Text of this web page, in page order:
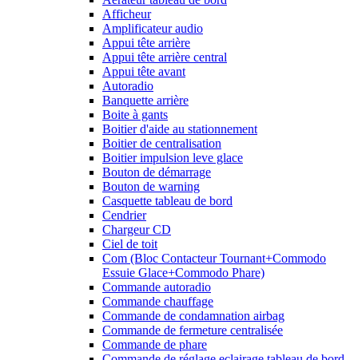
Afficheur
Amplificateur audio
Appui tête arrière
Appui tête arrière central
Appui tête avant
Autoradio
Banquette arrière
Boite à gants
Boitier d'aide au stationnement
Boitier de centralisation
Boitier impulsion leve glace
Bouton de démarrage
Bouton de warning
Casquette tableau de bord
Cendrier
Chargeur CD
Ciel de toit
Com (Bloc Contacteur Tournant+Commodo
Essuie Glace+Commodo Phare)
Commande autoradio
Commande chauffage
Commande de condamnation airbag
Commande de fermeture centralisée
Commande de phare